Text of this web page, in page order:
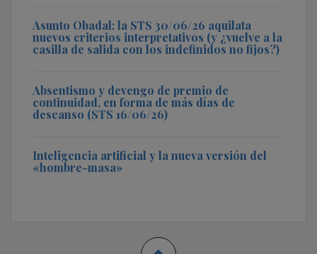
Asunto Obadal: la STS 30/06/26 aquilata
nuevos criterios interpretativos (y ¿vuelve a la
casilla de salida con los indefinidos no fijos?)
Absentismo y devengo de premio de
continuidad, en forma de más días de
descanso (STS 16/06/26)
Inteligencia artificial y la nueva versión del
«hombre-masa»